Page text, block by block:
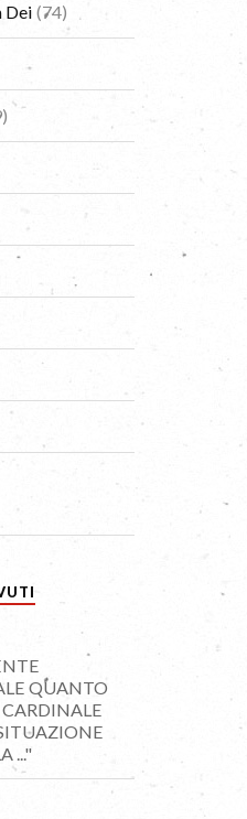
Dei (74)
QUANTO
..."